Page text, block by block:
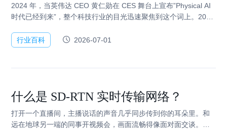
2024 年，当英伟达 CEO 黄仁勋在 CES 舞台上宣布”Physical AI
时代已经到来”，整个科技行业的目光迅速聚焦到这个词上。2025
行业百科
2026-07-01
什么是 SD-RTN 实时传输网络？
打开一个直播间，主播说话的声音几乎同步传到你的耳朵里。和
远在地球另一端的同事开视频会，画面流畅得像面对面交谈。这